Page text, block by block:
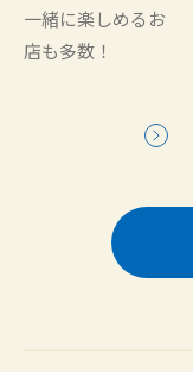
一緒に楽しめるお
店も多数！